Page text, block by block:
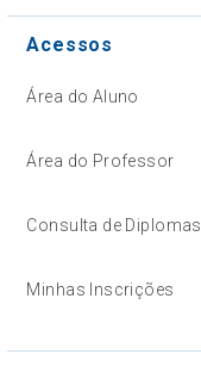
Acessos
Área do Aluno
Área do Professor
Consulta de Diplomas
Minhas Inscrições